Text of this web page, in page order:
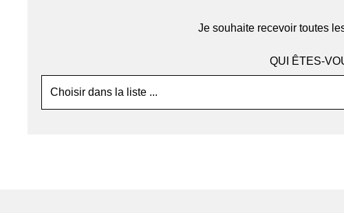
Je souhaite recevoir toutes
QUI ÊTES-